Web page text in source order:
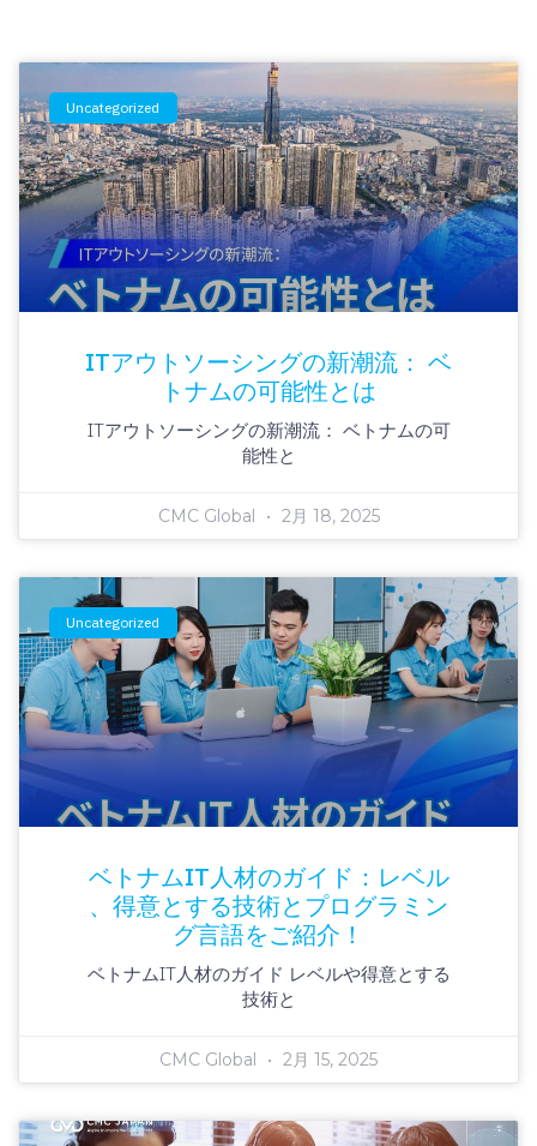
Uncategorized
ITアウトソーシングの新潮流： ベ
トナムの可能性とは
ITアウトソーシングの新潮流： ベトナムの可
能性と
CMC Global 2月 18, 2025
Uncategorized
ベトナムIT人材のガイド：レベル
、得意とする技術とプログラミン
グ言語をご紹介！
ベトナムIT人材のガイド レベルや得意とする
技術と
CMC Global 2月 15, 2025